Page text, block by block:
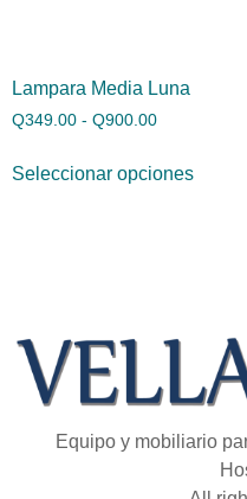
Lampara Media Luna
Q349.00 - Q900.00
Seleccionar opciones
Equipo y mobiliario